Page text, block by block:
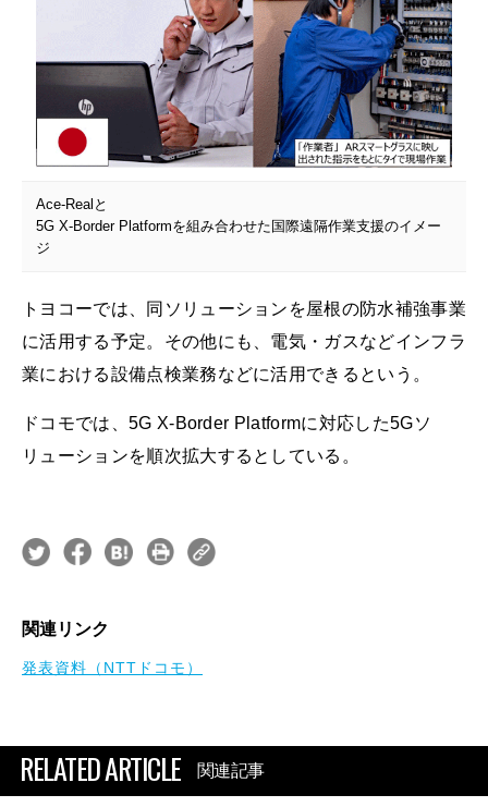
Ace-Realと
5G X-Border Platformを組み合わせた国際遠隔作業支援のイメー
ジ
トヨコーでは、同ソリューションを屋根の防水補強事業
に活用する予定。その他にも、電気・ガスなどインフラ
業における設備点検業務などに活用できるという。
ドコモでは、5G X-Border Platformに対応した5Gソ
リューションを順次拡大するとしている。
関連リンク
発表資料（NTTドコモ）
RELATED ARTICLE 関連記事